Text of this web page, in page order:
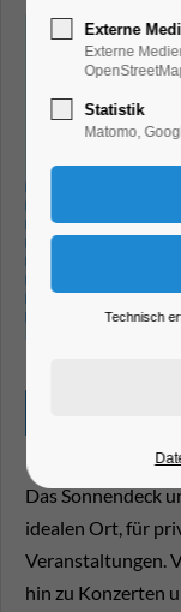
Das Sonnendeck
idealen Ort, für
Veranstaltungen.
hin zu Konzerten
Externe
Externe
Statistik
Matomo,
Technisch